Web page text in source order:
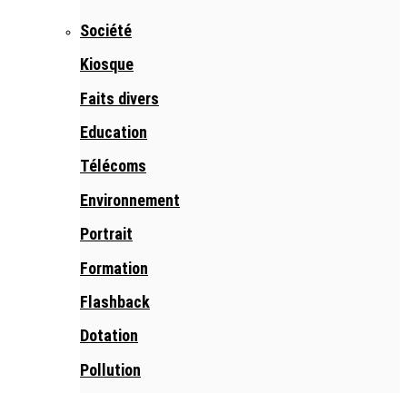
Société
Kiosque
Faits divers
Education
Télécoms
Environnement
Portrait
Formation
Flashback
Dotation
Pollution